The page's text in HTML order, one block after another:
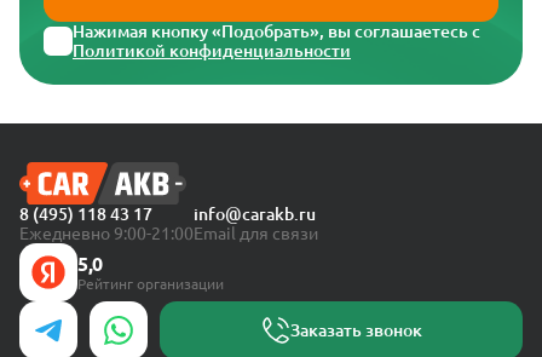
Нажимая кнопку «Подобрать», вы соглашаетесь с
Политикой конфиденциальности
8 (495) 118 43 17
Ежедневно 9:00-21:00
info@carakb.ru
Email для связи
5,0
Рейтинг организации
Заказать звонок